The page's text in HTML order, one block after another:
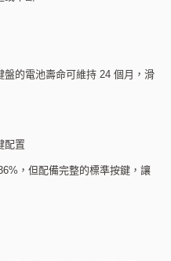
的電池壽命可維持 24 個月，滑
配置
，但配備完整的標準按鍵，讓